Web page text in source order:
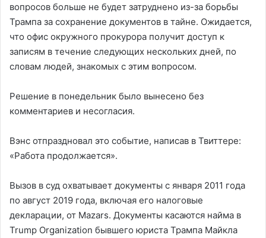
вопросов больше не будет затруднено из-за борьбы
Трампа за сохранение документов в тайне. Ожидается,
что офис окружного прокурора получит доступ к
записям в течение следующих нескольких дней, по
словам людей, знакомых с этим вопросом.
Решение в понедельник было вынесено без
комментариев и несогласия.
Вэнс отпраздновал это событие, написав в Твиттере:
«Работа продолжается».
Вызов в суд охватывает документы с января 2011 года
по август 2019 года, включая его налоговые
декларации, от Mazars. Документы касаются найма в
Trump Organization бывшего юриста Трампа Майкла